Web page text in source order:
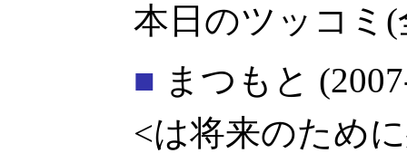
本日のツッコミ(
■ まつもと
<は将来のため